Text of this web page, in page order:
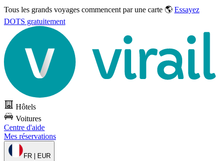
Tous les grands voyages commencent par une carte 🌎 Essayez
DOTS gratuitement
Hôtels
Voitures
Centre d'aide
Mes réservations
FR | EUR